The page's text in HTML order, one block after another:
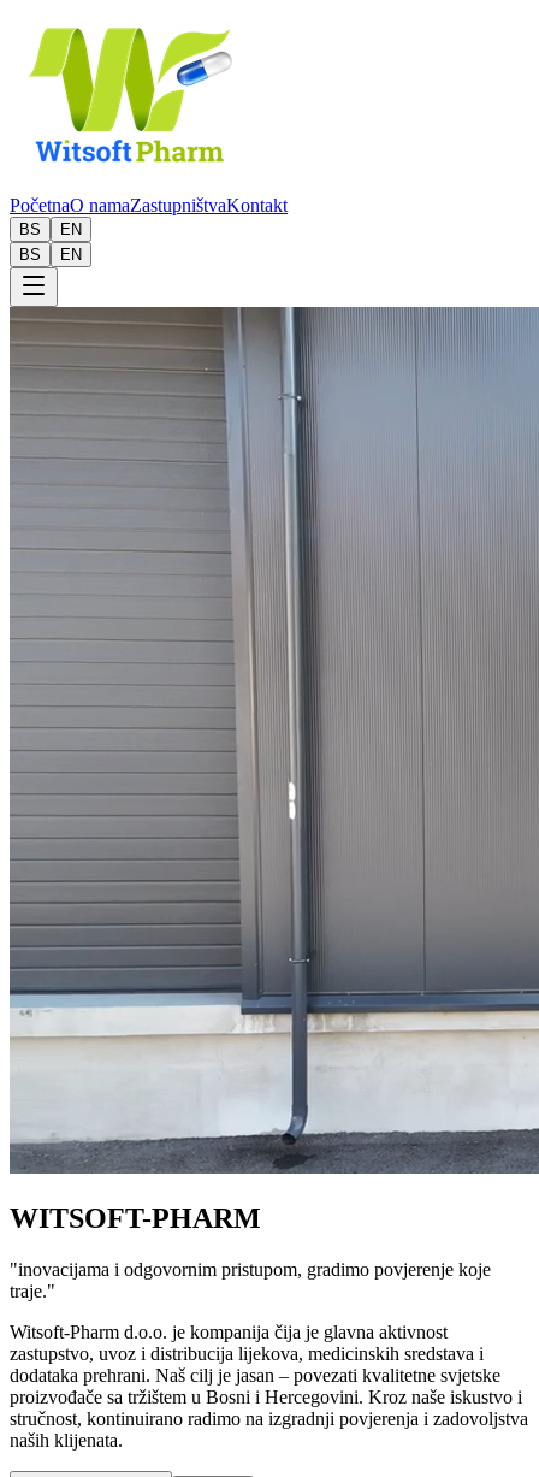
PočetnaO namaZastupništvaKontakt
BS
EN
BS
EN
WITSOFT-PHARM
"inovacijama i odgovornim pristupom, gradimo povjerenje koje
traje."
Witsoft-Pharm d.o.o. je kompanija čija je glavna aktivnost
zastupstvo, uvoz i distribucija lijekova, medicinskih sredstava i
dodataka prehrani. Naš cilj je jasan – povezati kvalitetne svjetske
proizvođače sa tržištem u Bosni i Hercegovini. Kroz naše iskustvo i
stručnost, kontinuirano radimo na izgradnji povjerenja i zadovoljstva
naših klijenata.